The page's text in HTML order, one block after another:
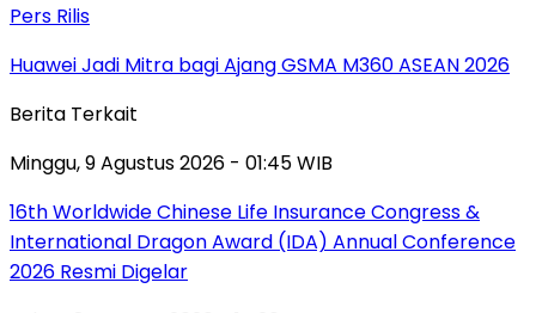
Pers Rilis
Huawei Jadi Mitra bagi Ajang GSMA M360 ASEAN 2026
Berita Terkait
Minggu, 9 Agustus 2026 - 01:45 WIB
16th Worldwide Chinese Life Insurance Congress &
International Dragon Award (IDA) Annual Conference
2026 Resmi Digelar